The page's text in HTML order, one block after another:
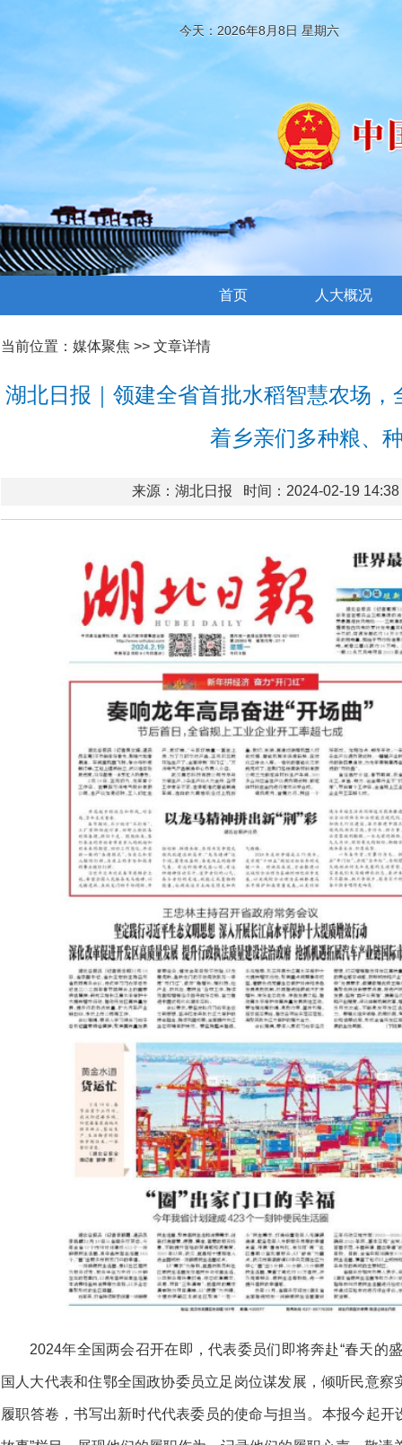
今天：2026年8月8日 星期六
首页 人大概况
当前位置： 媒体聚焦 >> 文章详情
湖北日报｜领建全省首批水稻智慧农场
着乡亲们多种粮、
来源：湖北日报 时间：2024-02-19 14:38
2024年全国两会召开在即，代表委员们即将奔赴“春天的
国人大代表和住鄂全国政协委员立足岗位谋发展，倾听民意
履职答卷，书写出新时代代表委员的使命与担当。本报今起开